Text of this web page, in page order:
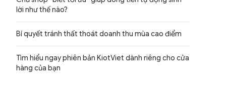
lời như thế nào?
Bí quyết tránh thất thoát doanh thu mùa cao điểm
Tìm hiểu ngay phiên bản KiotViet dành riêng cho cửa
hàng của bạn